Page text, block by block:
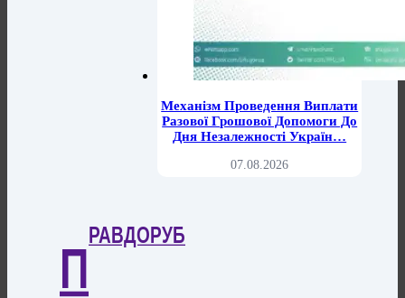
Механізм Проведення Виплати
Разової Грошової Допомоги До
Дня Незалежності Україн…
07.08.2026
П
РАВДОРУБ